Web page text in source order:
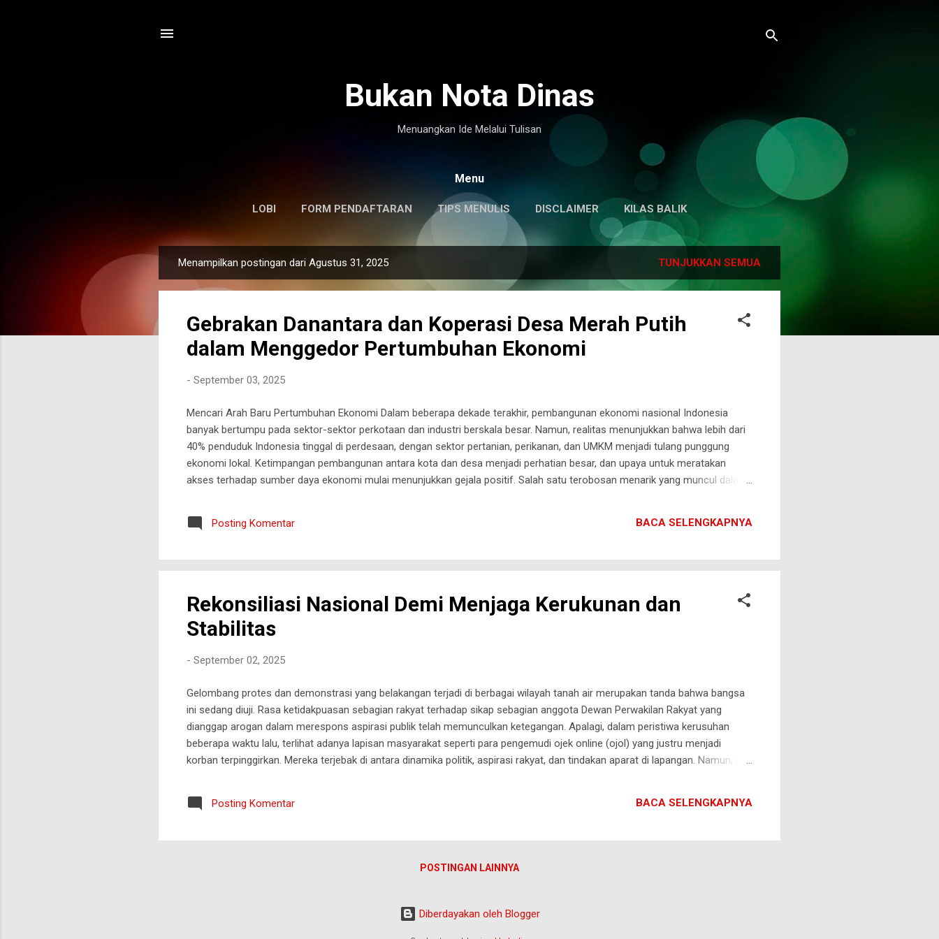
Bukan Nota Dinas
Menuangkan Ide Melalui Tulisan
Menu
LOBI FORM PENDAFTARAN TIPS MENULIS DISCLAIMER KILAS BALIK
o
Menampilkan postingan dari Agustus 31, 2025 TUNJUKKAN SEMUA
Gebrakan Danantara dan Koperasi Desa Merah Putih
dalam Menggedor Pertumbuhan Ekonomi
- September 03, 2025
Mencari Arah Baru Pertumbuhan Ekonomi Dalam beberapa dekade terakhir, pembangunan ekonomi nasional Indonesia
banyak bertumpu pada sektor-sektor perkotaan dan industri berskala besar. Namun, realitas menunjukkan bahwa lebih dari
40% penduduk Indonesia tinggal di perdesaan, dengan sektor pertanian, perikanan, dan UMKM menjadi tulang punggung
ekonomi lokal. Ketimpangan pembangunan antara kota dan desa menjadi perhatian besar, dan upaya untuk meratakan
akses terhadap sumber daya ekonomi mulai menunjukkan gejala positif. Salah satu terobosan menarik yang muncul dalam
gotong‑royong, dan investasi berbasis komunitas. Makalah ini mengeksplorasi desain, capaian, serta tantangan keduanya,
Posting Komentar BACA SELENGKAPNYA
Rekonsiliasi Nasional Demi Menjaga Kerukunan dan
Stabilitas
- September 02, 2025
Gelombang protes dan demonstrasi yang belakangan terjadi di berbagai wilayah tanah air merupakan tanda bahwa bangsa
ini sedang diuji. Rasa ketidakpuasan sebagian rakyat terhadap sikap sebagian anggota Dewan Perwakilan Rakyat yang
dianggap arogan dalam merespons aspirasi publik telah memunculkan ketegangan. Apalagi, dalam peristiwa kerusuhan
beberapa waktu lalu, terlihat adanya lapisan masyarakat seperti para pengemudi ojek online (ojol) yang justru menjadi
korban terpinggirkan. Mereka terjebak di antara dinamika politik, aspirasi rakyat, dan tindakan aparat di lapangan. Namun, di
berdiri kokoh bukan hanya karena kesamaan bahasa, tanah air, dan sejarah perjuangan, tetapi juga karena semangat
persaudaraan yang menembus sekat perbedaan. Bila persatuan runtuh, maka peluang keluar dari krisis akan semakin tipis.
Posting Komentar BACA SELENGKAPNYA
POSTINGAN LAINNYA
Diberdayakan oleh Blogger